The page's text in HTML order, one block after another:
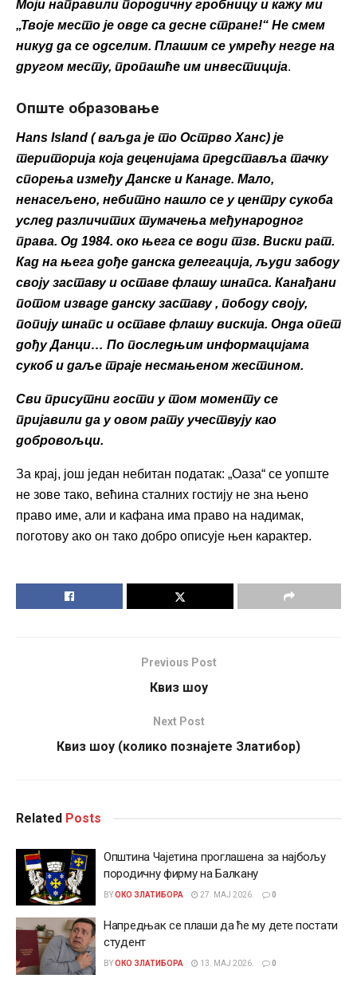
Моји направили породичну гробницу и кажу ми
„Твоје место је овде са десне стране!“ Не смем
никуд да се одселим. Плашим се умрећу негде на
другом месту, пропашће им инвестиција.
Опште образовање
Hans Island ( ваљда је то Острво Ханс) је
територија која деценијама представља тачку
спорења између Данске и Канаде. Мало,
ненасељено, небитно нашло се у центру сукоба
услед различитих тумачења међународног
права. Од 1984. око њега се води тзв. Виски рат.
Кад на њега дође данска делегација, људи забоду
своју заставу и оставе флашу шнапса. Канађани
потом изваде данску заставу , пободу своју,
попију шнапс и оставе флашу вискија. Онда опет
дођу Данци… По последњим информацијама
сукоб и даље траје несмањеном жестином.
Сви присутни гости у том моменту се
пријавили да у овом рату учествују као
добровољци.
За крај, још један небитан податак: „Оаза“ се уопште
не зове тако, већина сталних гостију не зна њено
право име, али и кафана има право на надимак,
поготову ако он тако добро описује њен карактер.
Previous Post
Квиз шоу
Next Post
Квиз шоу (колико познајете Златибор)
Related Posts
Општина Чајетина проглашена за најбољу
породичну фирму на Балкану
BYОКО ЗЛАТИБОРА 27. МАЈ 2026. 0
Напредњак се плаши да ће му дете постати
студент
BYОКО ЗЛАТИБОРА 13. МАЈ 2026. 0